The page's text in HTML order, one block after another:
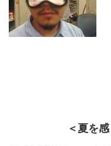
＜夏を